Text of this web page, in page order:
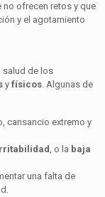
no ofrecen retos y que
y el agotamiento
de los
y físicos. Algunas de
cansancio extremo y
, o la baja
una falta de